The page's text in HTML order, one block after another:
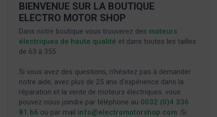
BIENVENUE SUR LA BOUTIQUE
ELECTRO MOTOR SHOP
Dans notre boutique vous trouverez des moteurs
électriques de haute qualité et dans toutes les tailles
de 63 à 355.
Si vous avez des questions, n'hésitez pas à demander
notre aide, avec plus de 25 ans d'expérience dans la
réparation et la vente de moteurs électriques. vous
pouvez nous joindre par téléphone au 0032 (0)4 336
81 66 ou par mail info@electromotorshop.com. Si